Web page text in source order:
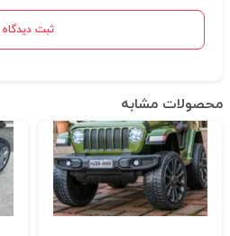
ثبت دیدگاه
محصولات مشابه